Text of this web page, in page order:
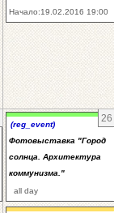
Начало:19.02.2016 19:00
26
(reg_event)
Фотовыставка "Город
солнца. Архитектура
коммунизма."
all day